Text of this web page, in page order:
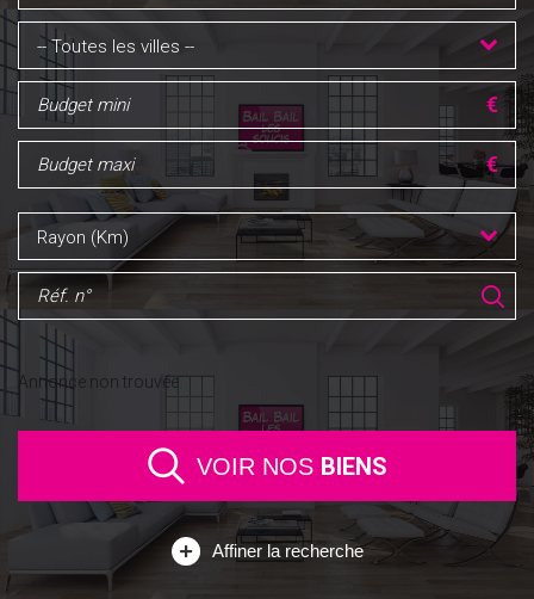
-- Toutes les villes --
Rayon (Km)
Annonce non trouvée
Affiner la recherche
VOIR NOS BIENS